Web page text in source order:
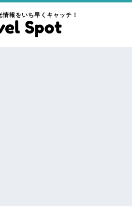
報をいち早くキャッチ！